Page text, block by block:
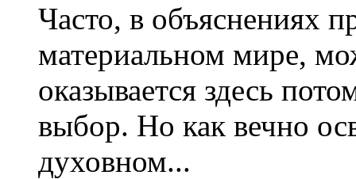
Часто, в объяснениях
материальном мире,
оказывается здесь
выбор. Но как вечно
духовном...